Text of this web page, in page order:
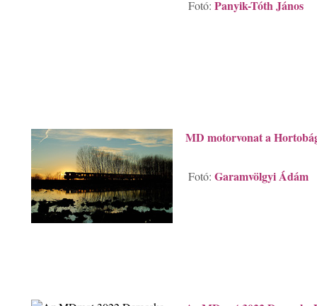
Fotó: Panyik-Tóth János
MD motorvonat a
Fotó: Garamvölgyi Ádám